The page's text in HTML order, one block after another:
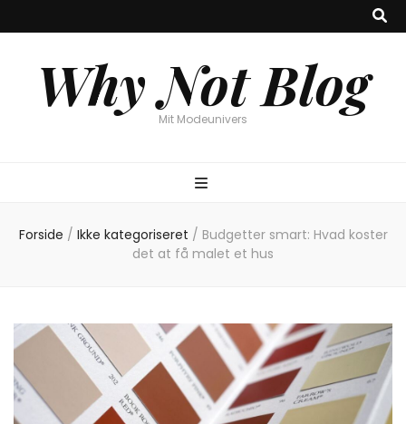
Why Not Blog
Mit Modeunivers
Forside / Ikke kategoriseret / Budgetter smart: Hvad koster
det at få malet et hus